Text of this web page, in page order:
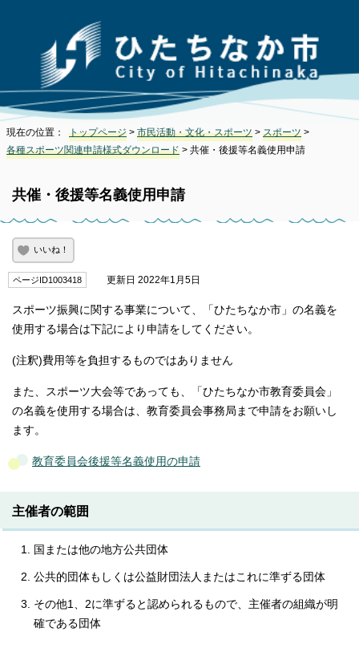
現在の位置： トップページ > 市民活動・文化・スポーツ > スポーツ >
各種スポーツ関連申請様式ダウンロード > 共催・後援等名義使用申請
共催・後援等名義使用申請
いいね！
ページID1003418 更新日 2022年1月5日
スポーツ振興に関する事業について、「ひたちなか市」の名義を
使用する場合は下記により申請をしてください。
(注釈)費用等を負担するものではありません
また、スポーツ大会等であっても、「ひたちなか市教育委員会」
の名義を使用する場合は、教育委員会事務局まで申請をお願いし
ます。
教育委員会後援等名義使用の申請
主催者の範囲
国または他の地方公共団体
公共的団体もしくは公益財団法人またはこれに準ずる団体
その他1、2に準ずると認められるもので、主催者の組織が明
確である団体